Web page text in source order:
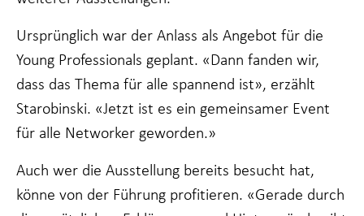
Ursprünglich war der Anlass als Angebot für die
Young Professionals geplant. «Dann fanden wir,
dass das Thema für alle spannend ist», erzählt
Starobinski. «Jetzt ist es ein gemeinsamer Event
für alle Networker geworden.»
Auch wer die Ausstellung bereits besucht hat,
könne von der Führung profitieren. «Gerade durch